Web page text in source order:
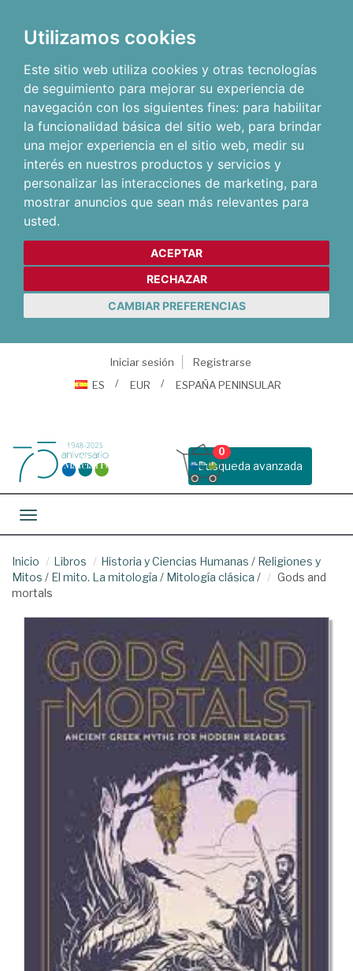
Utilizamos cookies
Este sitio web utiliza cookies y otras tecnologías
de seguimiento para mejorar su experiencia de
navegación con los siguientes fines: para habilitar
la funcionalidad básica del sitio web, para brindar
una mejor experiencia en el sitio web, medir su
interés en nuestros productos y servicios y
personalizar las interacciones de marketing, para
mostrar anuncios que sean más relevantes para
usted.
ACEPTAR
RECHAZAR
CAMBIAR PREFERENCIAS
Iniciar sesión
Registrarse
ES
EUR ESPAÑA PENINSULAR
Busqueda avanzada
0
Toggle navigation
Inicio Libros Historia y Ciencias Humanas / Religiones y
Mitos / El mito. La mitología / Mitología clásica /
Gods and
mortals